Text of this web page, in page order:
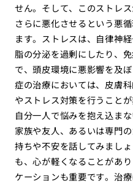
せん。そして、このストレ
さらに悪化させるという悪
ます。ストレスは、自律神
脂の分泌を過剰にしたり、
で、頭皮環境に悪影響を及
症の治療においては、皮膚
やストレス対策を行うこと
自分一人で悩みを抱え込ま
家族や友人、あるいは専門
持ちや不安を話してみまし
も、心が軽くなることがあ
ケーションも重要です。治